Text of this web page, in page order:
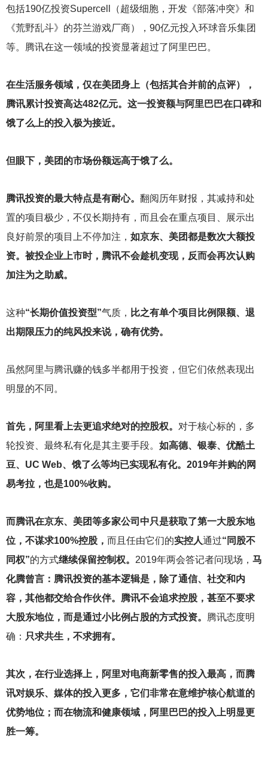
包括190亿投资Supercell（超级细胞，开发《部落冲突》和
《荒野乱斗》的芬兰游戏厂商），90亿元投入环球音乐集团
等。腾讯在这一领域的投资显著超过了阿里巴巴。
在生活服务领域，仅在美团身上（包括其合并前的点评），
腾讯累计投资高达482亿元。这一投资额与阿里巴巴在口碑和
饿了么上的投入极为接近。
但眼下，美团的市场份额远高于饿了么。
腾讯投资的最大特点是有耐心。 翻阅历年财报，其减持和处
置的项目极少，不仅长期持有，而且会在重点项目、展示出
良好前景的项目上不停加注， 如京东、美团都是数次大额投
资。被投企业上市时，腾讯不会趁机变现，反而会再次认购
加注为之助威。
这种“长期价值投资型”气质， 比之有单个项目比例限额、退
出期限压力的纯风投来说，确有优势。
虽然阿里与腾讯赚的钱多半都用于投资，但它们依然表现出
明显的不同。
首先，阿里看上去更追求绝对的控股权。 对于核心标的，多
轮投资、最终私有化是其主要手段。 如高德、银泰、优酷土
豆、UC Web、饿了么等均已实现私有化。2019年并购的网
易考拉，也是100%收购。
而腾讯在京东、美团等多家公司中只是获取了第一大股东地
位，不谋求100%控股， 而且任由它们的实控人通过“同股不
同权”的方式继续保留控制权。 2019年两会答记者问现场， 马
化腾曾言：腾讯投资的基本逻辑是，除了通信、社交和内
容，其他都交给合作伙伴。腾讯不会追求控股，甚至不要求
大股东地位，而是通过小比例占股的方式投资。 腾讯态度明
确： 只求共生，不求拥有。
其次，在行业选择上，阿里对电商新零售的投入最高，而腾
讯对娱乐、媒体的投入更多，它们非常在意维护核心航道的
优势地位；而在物流和健康领域，阿里巴巴的投入上明显更
胜一筹。